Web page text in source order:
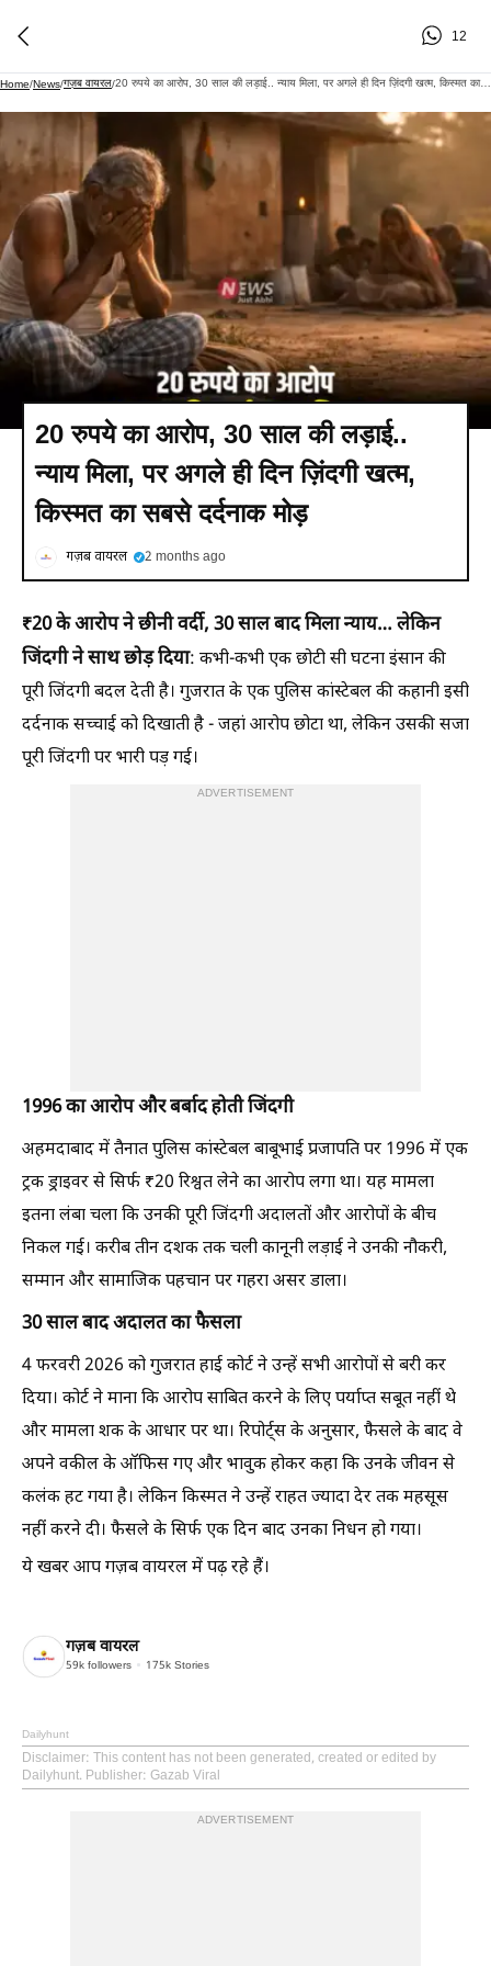
12
Home/News/गज़ब वायरल/ ​​​20 रुपये का आरोप, 30 साल की लड़ाई.. न्याय मिला, पर अगले ही दिन ज़िंदगी खत्म, किस्मत का सबसे दर्दनाक मोड़​​​​​​​
​​​20 रुपये का आरोप, 30 साल की लड़ाई..
न्याय मिला, पर अगले ही दिन ज़िंदगी खत्म,
किस्मत का सबसे दर्दनाक मोड़​​​​​​​
गज़ब वायरल 2 months ago
₹20 के आरोप ने छीनी वर्दी, 30 साल बाद मिला न्याय… लेकिन
जिंदगी ने साथ छोड़ दिया: कभी-कभी एक छोटी सी घटना इंसान की
पूरी जिंदगी बदल देती है। गुजरात के एक पुलिस कांस्टेबल की कहानी इसी
दर्दनाक सच्चाई को दिखाती है - जहां आरोप छोटा था, लेकिन उसकी सजा
पूरी जिंदगी पर भारी पड़ गई।
ADVERTISEMENT
1996 का आरोप और बर्बाद होती जिंदगी
अहमदाबाद में तैनात पुलिस कांस्टेबल बाबूभाई प्रजापति पर 1996 में एक
ट्रक ड्राइवर से सिर्फ ₹20 रिश्वत लेने का आरोप लगा था। यह मामला
इतना लंबा चला कि उनकी पूरी जिंदगी अदालतों और आरोपों के बीच
निकल गई। करीब तीन दशक तक चली कानूनी लड़ाई ने उनकी नौकरी,
सम्मान और सामाजिक पहचान पर गहरा असर डाला।
30 साल बाद अदालत का फैसला
4 फरवरी 2026 को गुजरात हाई कोर्ट ने उन्हें सभी आरोपों से बरी कर
दिया। कोर्ट ने माना कि आरोप साबित करने के लिए पर्याप्त सबूत नहीं थे
और मामला शक के आधार पर था। रिपोर्ट्स के अनुसार, फैसले के बाद वे
अपने वकील के ऑफिस गए और भावुक होकर कहा कि उनके जीवन से
कलंक हट गया है। लेकिन किस्मत ने उन्हें राहत ज्यादा देर तक महसूस
नहीं करने दी। फैसले के सिर्फ एक दिन बाद उनका निधन हो गया।
ये खबर आप गज़ब वायरल में पढ़ रहे हैं।
गज़ब वायरल
59k followers 175k Stories
Dailyhunt
Disclaimer: This content has not been generated, created or edited by
Dailyhunt. Publisher: Gazab Viral
ADVERTISEMENT